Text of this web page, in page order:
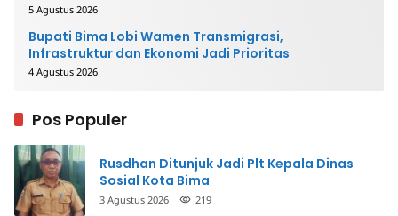
5 Agustus 2026
Bupati Bima Lobi Wamen Transmigrasi,
Infrastruktur dan Ekonomi Jadi Prioritas
4 Agustus 2026
Pos Populer
Rusdhan Ditunjuk Jadi Plt Kepala Dinas
Sosial Kota Bima
3 Agustus 2026 219